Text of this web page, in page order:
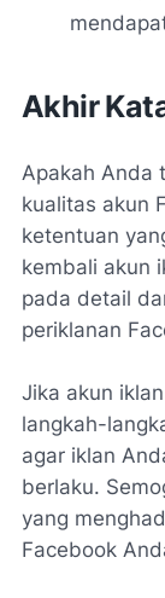
Akhir
Apakah Anda
kualitas akun
ketentuan
kembali akun
pada detail
periklanan
Jika akun
langkah-
agar iklan
berlaku.
yang
Facebook